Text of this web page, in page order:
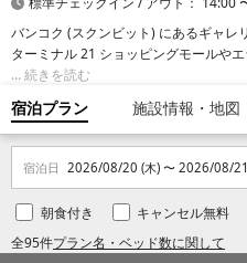
バンコク (スクンビット) にあるギャレ
ターミナル 21 ショッピングモールや
行くことができます。 このブティック
km、エンポリウムまで 2.5 km の場所
続きを読む
宿泊プラン 施設情報・地図
宿泊日 2026/08/20 (木) 〜 2026/08/
全95件プラン名・ベッド数に関して
朝食付き キャンセル無料